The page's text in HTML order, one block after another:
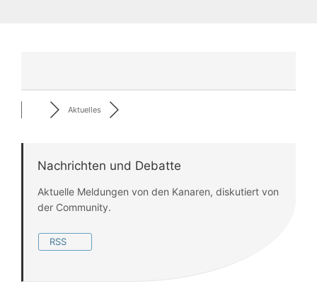
Aktuelles
Nachrichten und Debatte
Aktuelle Meldungen von den Kanaren, diskutiert von
der Community.
RSS